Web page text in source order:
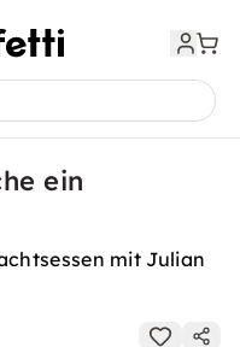
ein
mit Julian